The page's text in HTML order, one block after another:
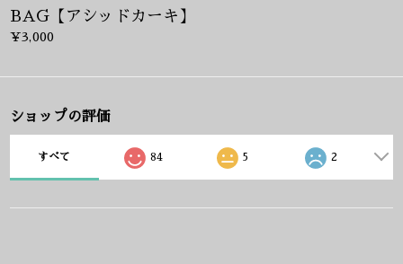
BAG【アシッドカーキ】
¥3,000
ショップの評価
すべて 84 5 2